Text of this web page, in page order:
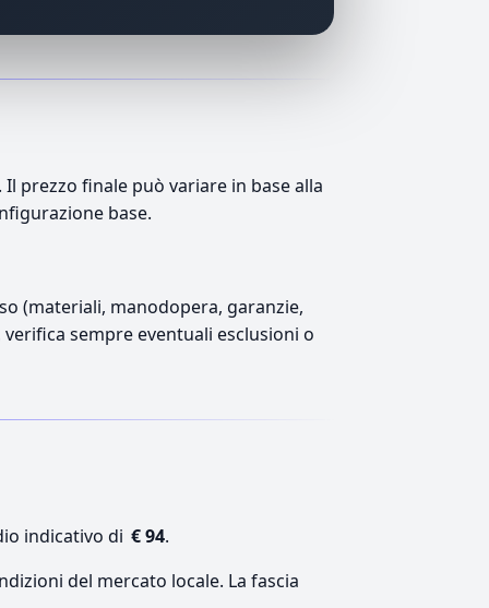
prezzo finale può variare in base alla
base.
(materiali, manodopera, garanzie,
sempre eventuali esclusioni o
indicativo di € 94.
del mercato locale. La fascia